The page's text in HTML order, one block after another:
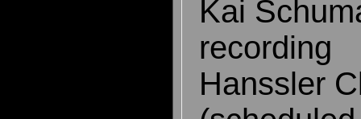
Kai
recording
Hanssler